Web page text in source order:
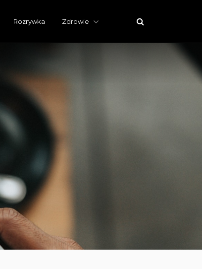
Rozrywka Zdrowie